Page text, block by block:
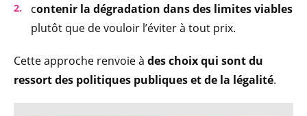
contenir la dégradation dans des limites viables
plutôt que de vouloir l’éviter à tout prix.
Cette approche renvoie à des choix qui sont du
ressort des politiques publiques et de la légalité.